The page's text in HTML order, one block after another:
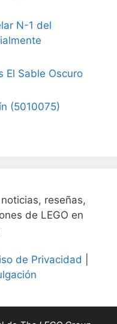
N-1 del
El Sable Oscuro
(5010075)
reseñas,
de LEGO en
de Privacidad